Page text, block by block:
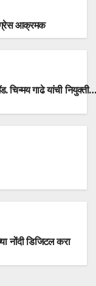
आक्रमक
चिन्मय गाढे यांची नियुक्ती…
नोंदी डिजिटल करा